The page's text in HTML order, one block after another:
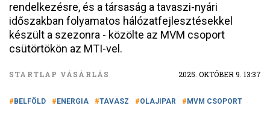
rendelkezésre, és a társaság a tavaszi-nyári
időszakban folyamatos hálózatfejlesztésekkel
készült a szezonra - közölte az MVM csoport
csütörtökön az MTI-vel.
STARTLAP VÁSÁRLÁS 2025. OKTÓBER 9. 13:37
BELFÖLD ENERGIA TAVASZ OLAJIPAR MVM CSOPORT